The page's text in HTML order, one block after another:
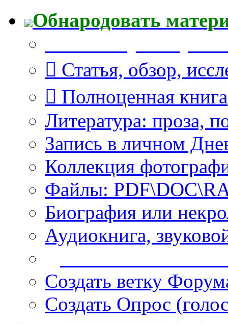
Обнародовать
Статья, обзор,
Полноценная книга
Литература: проза,
Запись в личном
Коллекция
Файлы:
Биография или
Аудиокнига,
Создать ветку
Создать Опрос